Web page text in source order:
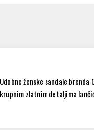
Udobne ženske sandale
krupnim zlatnim detaljima